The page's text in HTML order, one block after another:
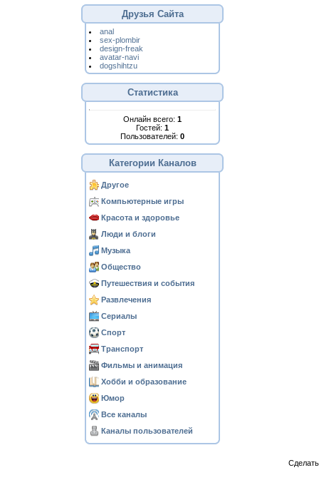
Друзья Сайта
anal
sex-plombir
design-freak
avatar-navi
dogshihtzu
Статистика
Онлайн всего: 1
Гостей: 1
Пользователей: 0
Категории Каналов
Другое
Компьютерные игры
Красота и здоровье
Люди и блоги
Музыка
Общество
Путешествия и события
Развлечения
Сериалы
Спорт
Транспорт
Фильмы и анимация
Хобби и образование
Юмор
Все каналы
Каналы пользователей